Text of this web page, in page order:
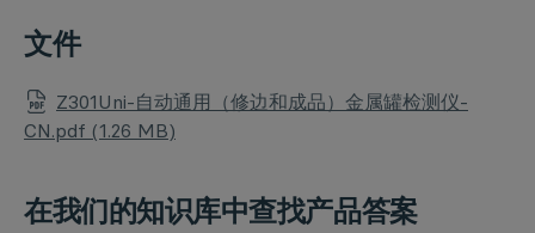
文件
Z301Uni-自动通用（修边和成品）金属罐检测仪-
CN.pdf (1.26 MB)
在我们的知识库中查找产品答案